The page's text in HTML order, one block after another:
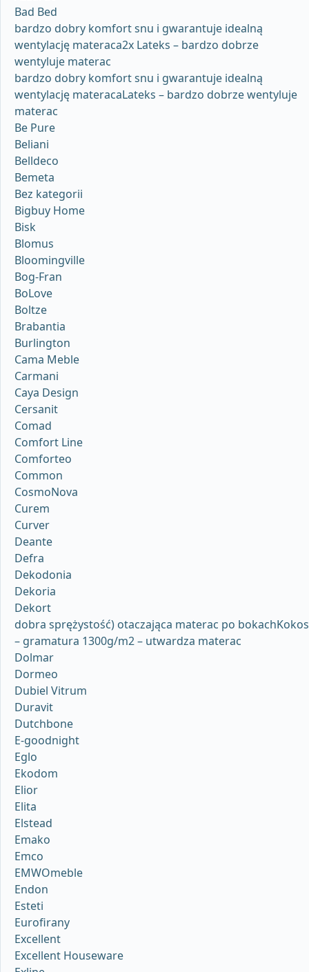
Bad Bed
bardzo dobry komfort snu i gwarantuje idealną
wentylację materaca2x Lateks – bardzo dobrze
wentyluje materac
bardzo dobry komfort snu i gwarantuje idealną
wentylację materacaLateks – bardzo dobrze wentyluje
materac
Be Pure
Beliani
Belldeco
Bemeta
Bez kategorii
Bigbuy Home
Bisk
Blomus
Bloomingville
Bog-Fran
BoLove
Boltze
Brabantia
Burlington
Cama Meble
Carmani
Caya Design
Cersanit
Comad
Comfort Line
Comforteo
Common
CosmoNova
Curem
Curver
Deante
Defra
Dekodonia
Dekoria
Dekort
dobra sprężystość) otaczająca materac po bokachKokos
– gramatura 1300g/m2 – utwardza materac
Dolmar
Dormeo
Dubiel Vitrum
Duravit
Dutchbone
E-goodnight
Eglo
Ekodom
Elior
Elita
Elstead
Emako
Emco
EMWOmeble
Endon
Esteti
Eurofirany
Excellent
Excellent Houseware